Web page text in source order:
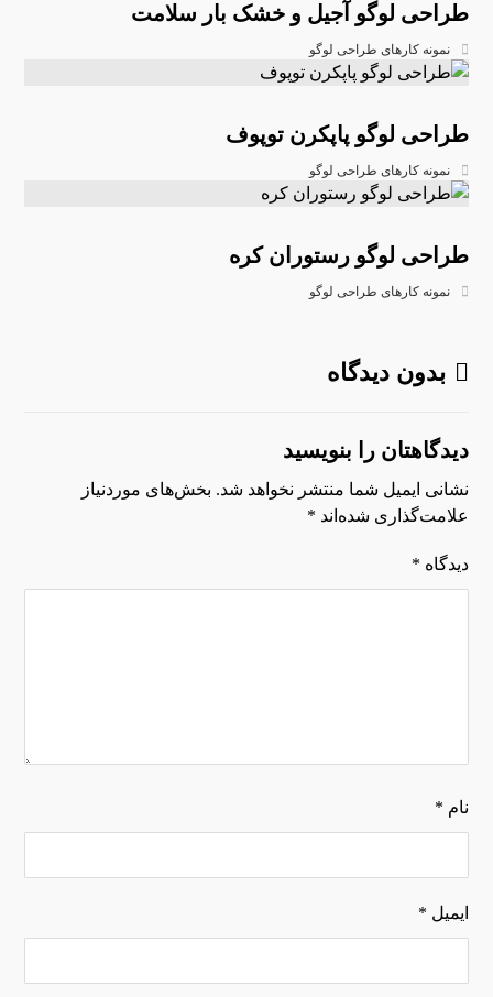
طراحی لوگو آجیل و خشک بار سلامت
نمونه کارهای طراحی لوگو
طراحی لوگو پاپکرن توپوف
نمونه کارهای طراحی لوگو
طراحی لوگو رستوران کره
نمونه کارهای طراحی لوگو
بدون دیدگاه
دیدگاهتان را بنویسید
نشانی ایمیل شما منتشر نخواهد شد. بخش‌های موردنیاز
علامت‌گذاری شده‌اند *
دیدگاه *
نام *
ایمیل *